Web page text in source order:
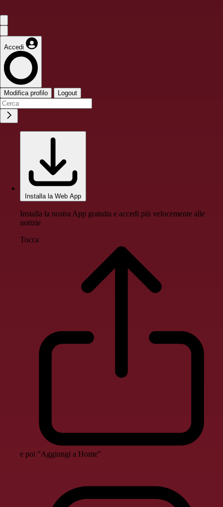
Accedi
Modifica profilo Logout
Installa la Web App
Installa la nostra App gratuita e accedi più velocemente alle
notizie
Tocca
e poi "Aggiungi a Home"